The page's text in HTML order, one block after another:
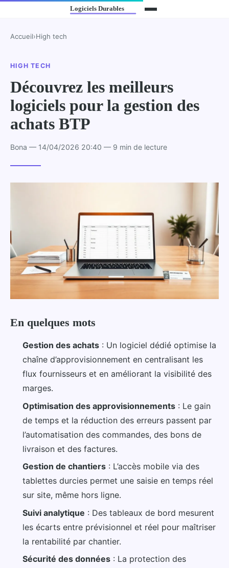
Accueil›High tech
HIGH TECH
Découvrez les meilleurs
logiciels pour la gestion des
achats BTP
Bona — 14/04/2026 20:40 — 9 min de lecture
En quelques mots
Gestion des achats : Un logiciel dédié optimise la
chaîne d’approvisionnement en centralisant les
flux fournisseurs et en améliorant la visibilité des
marges.
Optimisation des approvisionnements : Le gain
de temps et la réduction des erreurs passent par
l’automatisation des commandes, des bons de
livraison et des factures.
Gestion de chantiers : L’accès mobile via des
tablettes durcies permet une saisie en temps réel
sur site, même hors ligne.
Suivi analytique : Des tableaux de bord mesurent
les écarts entre prévisionnel et réel pour maîtriser
la rentabilité par chantier.
Sécurité des données : La protection des